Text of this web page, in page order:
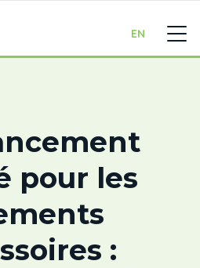
EN
pour les
: